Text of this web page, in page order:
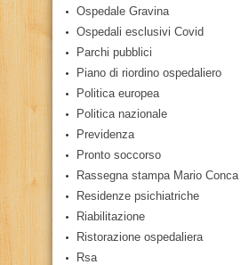
Ospedale Gravina
Ospedali esclusivi Covid
Parchi pubblici
Piano di riordino ospedaliero
Politica europea
Politica nazionale
Previdenza
Pronto soccorso
Rassegna stampa Mario Conca
Residenze psichiatriche
Riabilitazione
Ristorazione ospedaliera
Rsa